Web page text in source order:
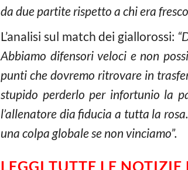
da due partite rispetto a chi era
L’analisi sul match dei giallorossi:
Abbiamo difensori veloci e non
punti che dovremo ritrovare in
stupido perderlo per infortunio la
l’allenatore dia fiducia a tutta la
una colpa globale se non vinciamo”.
LEGGI TUTTE LE